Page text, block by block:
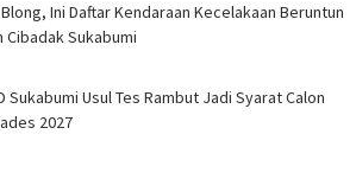
Ini Daftar Kendaraan Kecelakaan Beruntun
Cibadak Sukabumi
Sukabumi Usul Tes Rambut Jadi Syarat Calon
2027